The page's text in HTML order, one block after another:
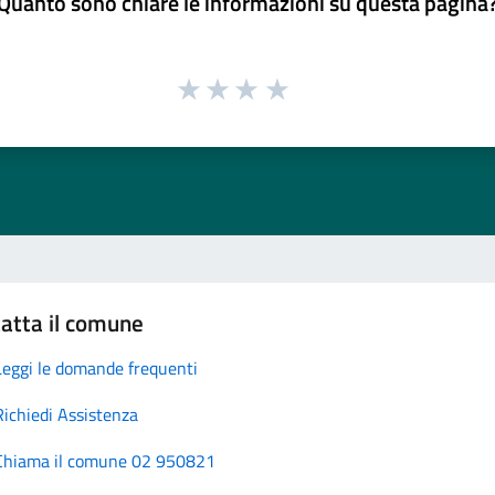
il comune
le domande frequenti
Assistenza
il comune 02 950821